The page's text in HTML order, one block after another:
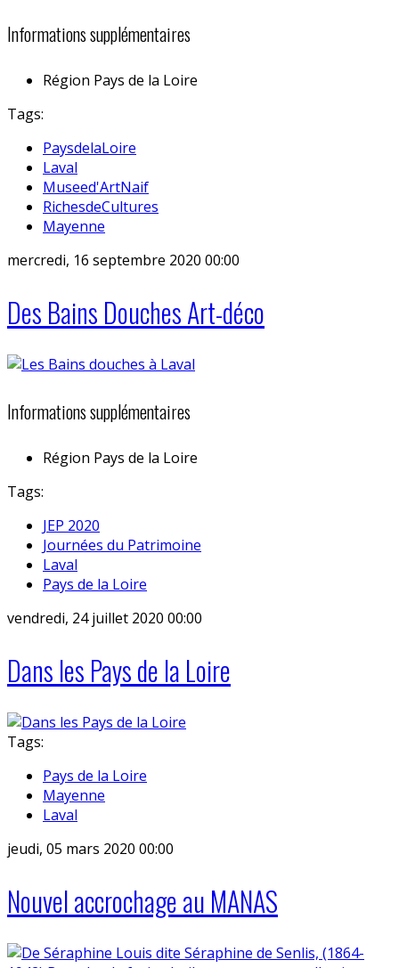
Informations supplémentaires
Région Pays de la Loire
Tags:
PaysdelaLoire
Laval
Museed'ArtNaif
RichesdeCultures
Mayenne
mercredi, 16 septembre 2020 00:00
Des Bains Douches Art-déco
Informations supplémentaires
Région Pays de la Loire
Tags:
JEP 2020
Journées du Patrimoine
Laval
Pays de la Loire
vendredi, 24 juillet 2020 00:00
Dans les Pays de la Loire
Tags:
Pays de la Loire
Mayenne
Laval
jeudi, 05 mars 2020 00:00
Nouvel accrochage au MANAS